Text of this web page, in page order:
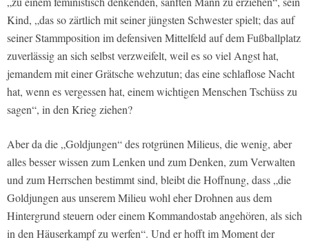
Kind, „das so zärtlich mit seiner jüngsten Schwester spielt; das auf
seiner Stammposition im defensiven Mittelfeld auf dem Fußballplatz
zuverlässig an sich selbst verzweifelt, weil es so viel Angst hat,
jemandem mit einer Grätsche wehzutun; das eine schlaflose Nacht
hat, wenn es vergessen hat, einem wichtigen Menschen Tschüss zu
sagen“, in den Krieg ziehen?
Aber da die „Goldjungen“ des rotgrünen Milieus, die wenig, aber
alles besser wissen zum Lenken und zum Denken, zum Verwalten
und zum Herrschen bestimmt sind, bleibt die Hoffnung, dass „die
Goldjungen aus unserem Milieu wohl eher Drohnen aus dem
Hintergrund steuern oder einem Kommandostab angehören, als sich
in den Häuserkampf zu werfen“. Und er hofft im Moment der